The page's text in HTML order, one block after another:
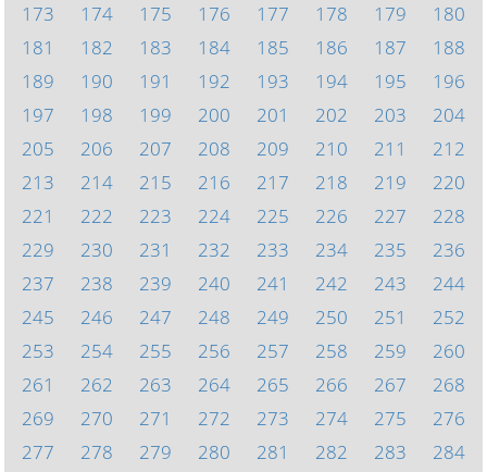
173
174 175 176 177 178 179
180
181
182 183 184 185 186 187
188
189
190 191 192 193 194 195
196
197
198 199 200 201 202 203
204
205
206 207 208 209 210 211
212
213
214 215 216 217 218 219
220
221
222 223 224 225 226 227
228
229
230 231 232 233 234 235
236
237
238 239 240 241 242 243
244
245
246 247 248 249 250 251
252
253
254 255 256 257 258 259
260
261
262 263 264 265 266 267
268
269
270 271 272 273 274 275
276
277
278 279 280 281 282 283
284